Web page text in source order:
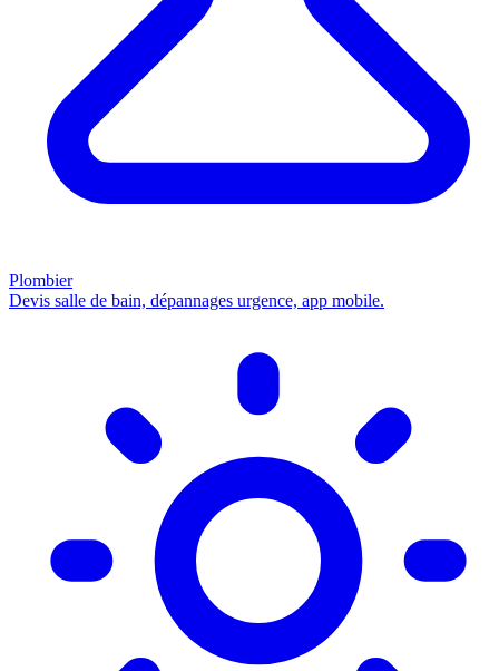
Plombier
Devis salle de bain, dépannages urgence, app mobile.